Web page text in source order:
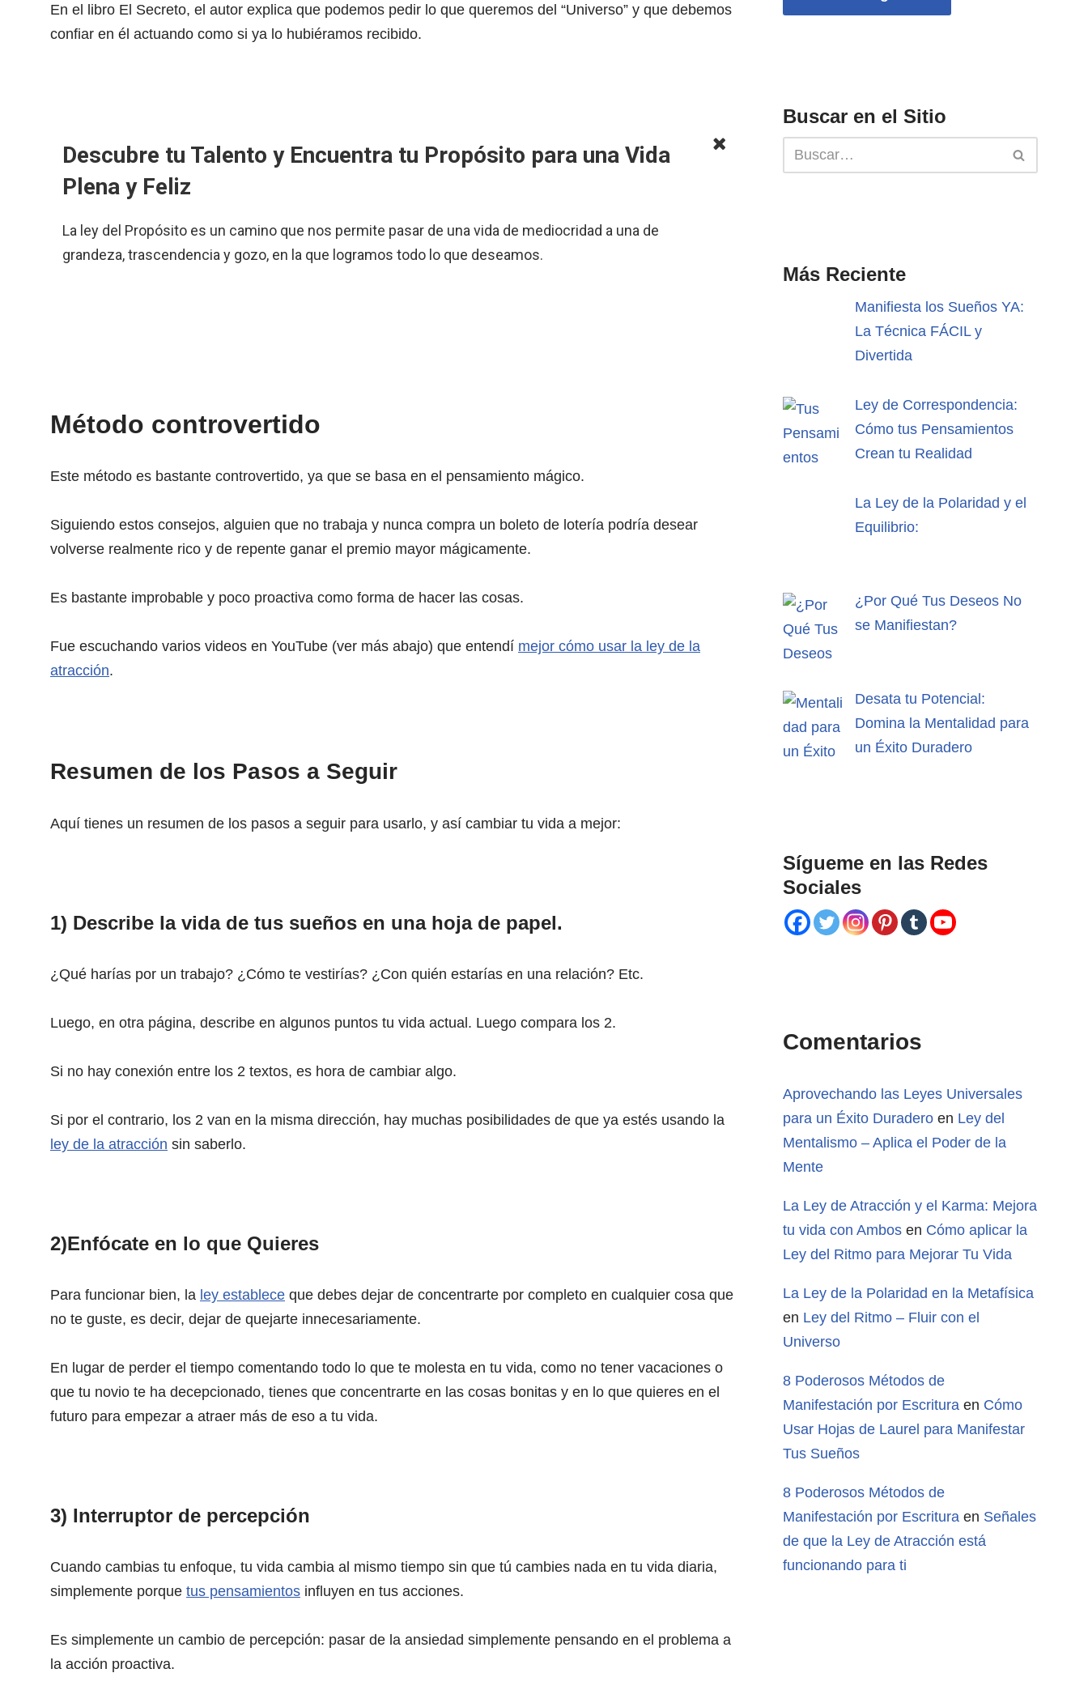
En el libro El Secreto, el autor explica que podemos pedir lo que queremos del “Universo” y que debemos
confiar en él actuando como si ya lo hubiéramos recibido.
Descubre tu Talento y Encuentra tu Propósito para una Vida
Plena y Feliz
La ley del Propósito es un camino que nos permite pasar de una vida de mediocridad a una de
grandeza, trascendencia y gozo, en la que logramos todo lo que deseamos.
Método controvertido
Este método es bastante controvertido, ya que se basa en el pensamiento mágico.
Siguiendo estos consejos, alguien que no trabaja y nunca compra un boleto de lotería podría desear
volverse realmente rico y de repente ganar el premio mayor mágicamente.
Es bastante improbable y poco proactiva como forma de hacer las cosas.
Fue escuchando varios videos en YouTube (ver más abajo) que entendí mejor cómo usar la ley de la
atracción.
Resumen de los Pasos a Seguir
Aquí tienes un resumen de los pasos a seguir para usarlo, y así cambiar tu vida a mejor:
1) Describe la vida de tus sueños en una hoja de papel.
¿Qué harías por un trabajo? ¿Cómo te vestirías? ¿Con quién estarías en una relación? Etc.
Luego, en otra página, describe en algunos puntos tu vida actual. Luego compara los 2.
Si no hay conexión entre los 2 textos, es hora de cambiar algo.
Si por el contrario, los 2 van en la misma dirección, hay muchas posibilidades de que ya estés usando la
ley de la atracción sin saberlo.
2)Enfócate en lo que Quieres
Para funcionar bien, la ley establece que debes dejar de concentrarte por completo en cualquier cosa que
no te guste, es decir, dejar de quejarte innecesariamente.
En lugar de perder el tiempo comentando todo lo que te molesta en tu vida, como no tener vacaciones o
que tu novio te ha decepcionado, tienes que concentrarte en las cosas bonitas y en lo que quieres en el
futuro para empezar a atraer más de eso a tu vida.
3) Interruptor de percepción
Cuando cambias tu enfoque, tu vida cambia al mismo tiempo sin que tú cambies nada en tu vida diaria,
simplemente porque tus pensamientos influyen en tus acciones.
Es simplemente un cambio de percepción: pasar de la ansiedad simplemente pensando en el problema a
la acción proactiva.
Buscar en el Sitio
Más Reciente
Manifiesta los Sueños YA:
La Técnica FÁCIL y
Divertida
Ley de Correspondencia:
Cómo tus Pensamientos
Crean tu Realidad
La Ley de la Polaridad y el
Equilibrio:
¿Por Qué Tus Deseos No
se Manifiestan?
Desata tu Potencial:
Domina la Mentalidad para
un Éxito Duradero
Sígueme en las Redes
Sociales
Comentarios
Aprovechando las Leyes Universales
para un Éxito Duradero en Ley del
Mentalismo – Aplica el Poder de la
Mente
La Ley de Atracción y el Karma: Mejora
tu vida con Ambos en Cómo aplicar la
Ley del Ritmo para Mejorar Tu Vida
La Ley de la Polaridad en la Metafísica
en Ley del Ritmo – Fluir con el
Universo
8 Poderosos Métodos de
Manifestación por Escritura en Cómo
Usar Hojas de Laurel para Manifestar
Tus Sueños
8 Poderosos Métodos de
Manifestación por Escritura en Señales
de que la Ley de Atracción está
funcionando para ti